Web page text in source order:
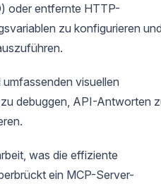
oder entfernte HTTP-
zu konfigurieren
visuellen
debuggen, API-Antworten
was die effiziente
ein MCP-Server-